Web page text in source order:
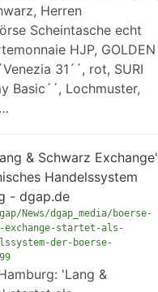
Herren
Scheintasche echt
HJP, GOLDEN
31´´, rot, SURI
Basic´´, Lochmuster,
& Schwarz Exchange'
Handelssystem
- dgap.de
News/dgap_media/boerse-
exchange-startet-als-
der-boerse-
'Lang &